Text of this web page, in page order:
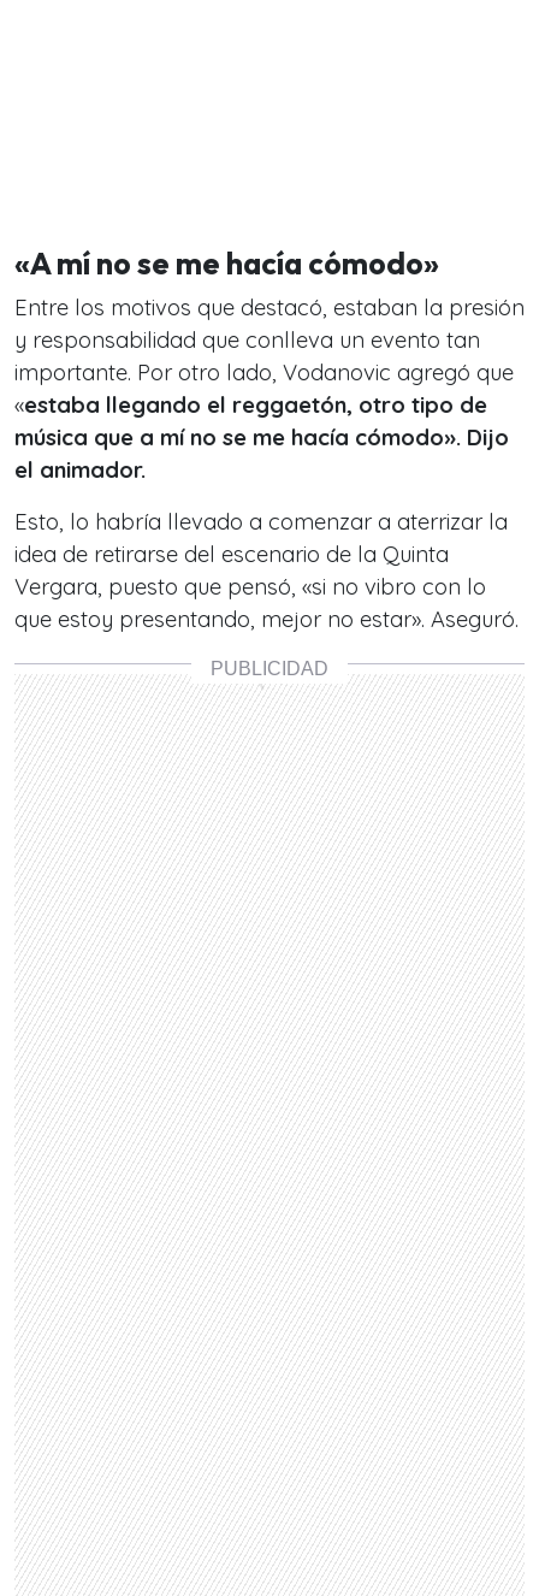
«A mí no se me hacía cómodo»
Entre los motivos que destacó, estaban la presión
y responsabilidad que conlleva un evento tan
importante. Por otro lado, Vodanovic agregó que
«estaba llegando el reggaetón, otro tipo de
música que a mí no se me hacía cómodo». Dijo
el animador.
Esto, lo habría llevado a comenzar a aterrizar la
idea de retirarse del escenario de la Quinta
Vergara, puesto que pensó, «si no vibro con lo
que estoy presentando, mejor no estar». Aseguró.